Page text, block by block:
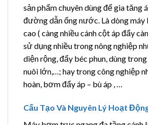
sản phẩm chuyên dùng để gia tăng
đường dẫn ống nước. Là dòng
cao ( càng nhiều cánh cột áp đẩy
sử dụng nhiều trong nông nghiệp
diện rộng, đẩy béc phun, dùng
nuôi lớn,…; hay trong công nghiệp
hoàn, bơm đẩy áp – bù áp , …
Cấu Tạo Và Nguyên Lý Hoạt